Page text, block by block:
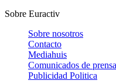
Sobre Euractiv
Sobre nosotros
Contacto
Mediahuis
Comunicados de prensa
Publicidad Politica